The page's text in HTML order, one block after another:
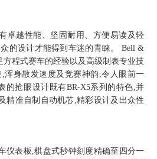
卓越性能、坚固耐用、方便易读及轻
的设计才能得到车迷的青睐。 Bell &
方程式赛车的经验以及高级制表专业技
浑身散发速度及竞赛神韵,令人眼前一
的抢眼设计既有BR-X5系列的特色,并
精准自制自动机芯,精彩设计及出众性
仪表板,棋盘式秒钟刻度精确至四分一